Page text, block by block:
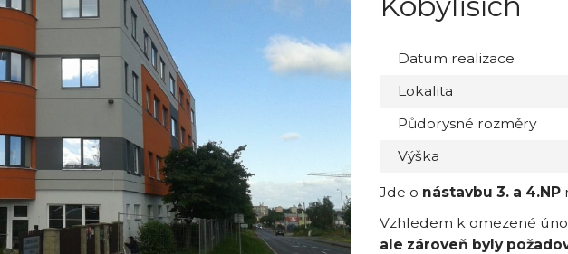
Datum realizace
Lokalita
Půdorysné rozměry
Výška
Jde o nástavbu 3. a 4.NP
Vzhledem k omezené
ale zároveň byly